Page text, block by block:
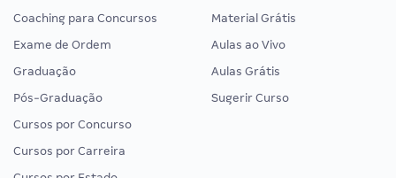
Coaching para Concursos
Exame de Ordem
Graduação
Pós-Graduação
Cursos por Concurso
Cursos por Carreira
Material Grátis
Aulas ao Vivo
Aulas Grátis
Sugerir Curso